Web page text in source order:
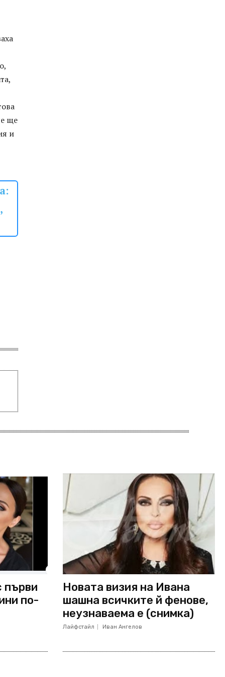
ще
и
първи
по-
Новата визия на Ивана
шашна всичките й фенове,
неузнаваема е (снимка)
Лайфстайл Иван Ангелов